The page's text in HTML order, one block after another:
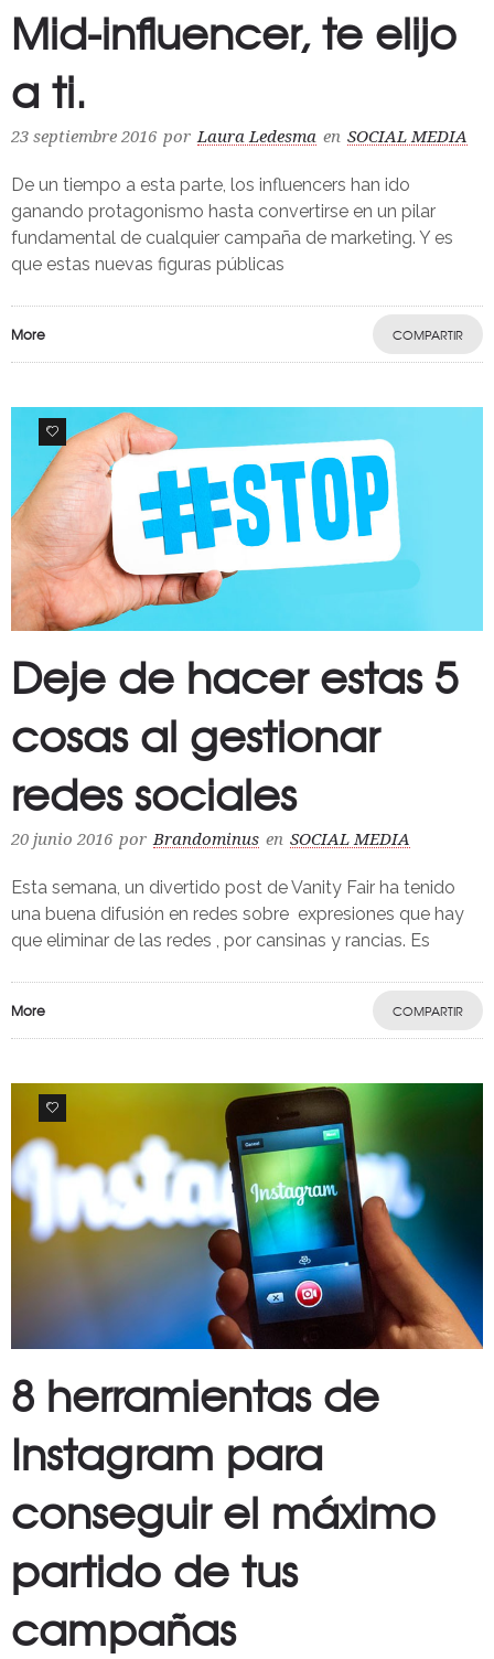
Mid-influencer, te elijo
a ti.
23 septiembre 2016 por Laura Ledesma en SOCIAL MEDIA
De un tiempo a esta parte, los influencers han ido
ganando protagonismo hasta convertirse en un pilar
fundamental de cualquier campaña de marketing. Y es
que estas nuevas figuras públicas
More COMPARTIR
0
Deje de hacer estas 5
cosas al gestionar
redes sociales
20 junio 2016 por Brandominus en SOCIAL MEDIA
Esta semana, un divertido post de Vanity Fair ha tenido
una buena difusión en redes sobre expresiones que hay
que eliminar de las redes , por cansinas y rancias. Es
More COMPARTIR
0
8 herramientas de
Instagram para
conseguir el máximo
partido de tus
campañas